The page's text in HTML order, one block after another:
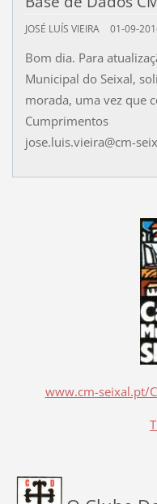
JOSÉ LUÍS VIEIRA 01-09-
Bom dia. Para
Municipal do Seixal,
morada, uma vez que
Cumprimentos
jose.luis.vieira@cm-
www.cm-seixal.pt/